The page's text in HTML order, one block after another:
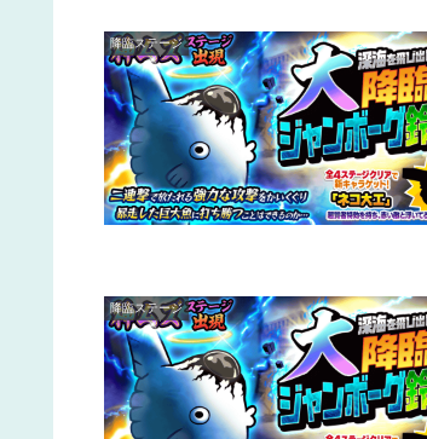
降臨ステージ
降臨ステージ